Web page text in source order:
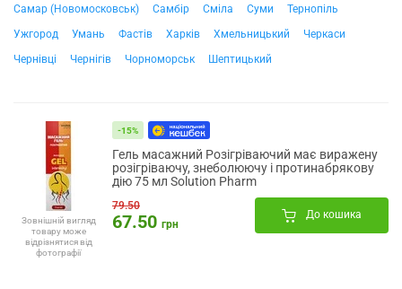
Самар (Новомосковськ)
Самбір Сміла Суми
Тернопіль
Ужгород
Умань Фастів Харків Хмельницький
Черкаси
Чернівці
Чернігів Чорноморськ Шептицький
Зовнішній вигляд
товару може
відрізнятися від
фотографії
-15%
Гель масажний Розігріваючий має виражену
розігріваючу, знеболюючу і протинабрякову
дію 75 мл Solution Pharm
79.50
67.50 грн
До кошика